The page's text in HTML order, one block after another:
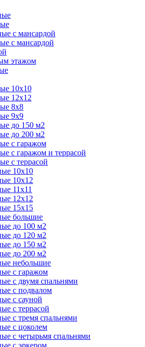
с мансардой
с мансардой
этажом
10х10
12х12
8х8
9х9
до 150 м2
до 200 м2
с гаражом
с гаражом и террасой
с террасой
10х10
10х12
11х11
12х12
15х15
большие
до 100 м2
до 120 м2
до 150 м2
до 200 м2
небольшие
с гаражом
с двумя спальнями
с подвалом
с сауной
с террасой
с тремя спальнями
с цоколем
с четырьмя спальнями